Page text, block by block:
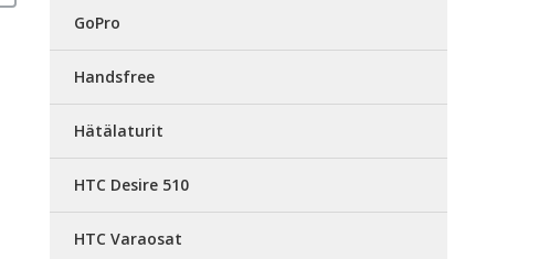
GoPro
Handsfree
Hätälaturit
HTC Desire 510
HTC Varaosat